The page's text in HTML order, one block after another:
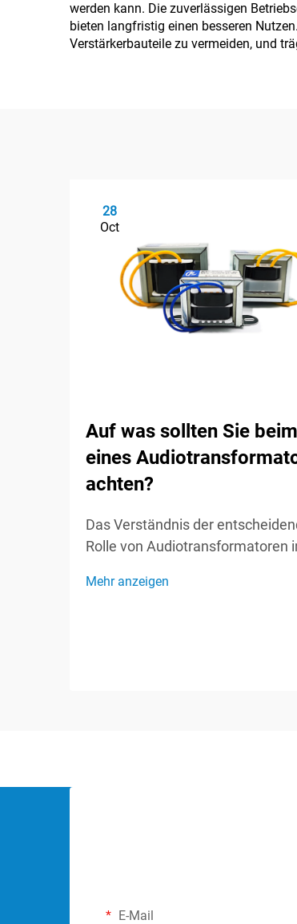
werden kann. Die zuverlässigen
bieten langfristig einen besseren
Verstärkerbauteile zu vermeiden, und
28
Oct
Auf was sollten Sie
eines
achten?
Das Verständnis der
Rolle von Audiotransformatoren
fungieren als unsichtbare Helden
Mehr anzeigen
E-Mail